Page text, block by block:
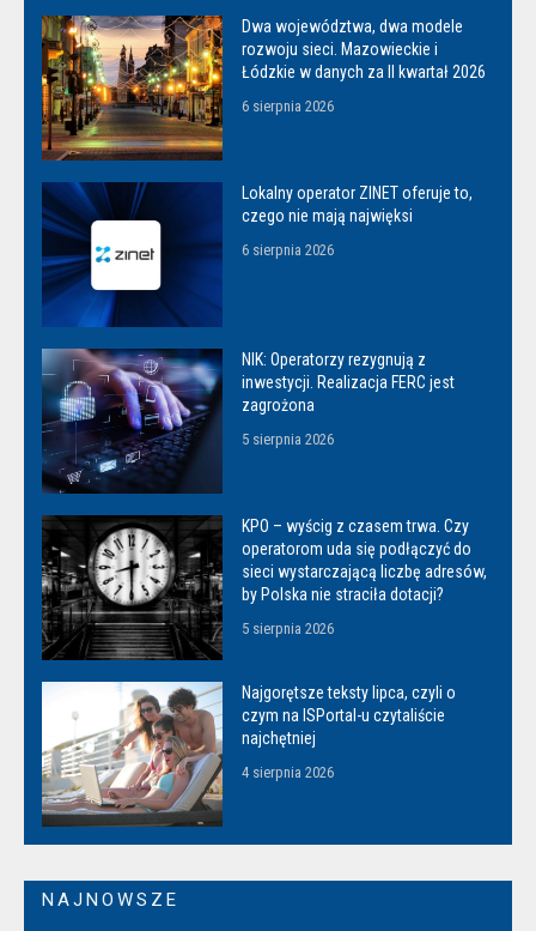
Dwa województwa, dwa modele
rozwoju sieci. Mazowieckie i
Łódzkie w danych za II kwartał 2026
6 sierpnia 2026
Lokalny operator ZINET oferuje to,
czego nie mają najwięksi
6 sierpnia 2026
NIK: Operatorzy rezygnują z
inwestycji. Realizacja FERC jest
zagrożona
5 sierpnia 2026
KPO – wyścig z czasem trwa. Czy
operatorom uda się podłączyć do
sieci wystarczającą liczbę adresów,
by Polska nie straciła dotacji?
5 sierpnia 2026
Najgorętsze teksty lipca, czyli o
czym na ISPortal-u czytaliście
najchętniej
4 sierpnia 2026
NAJNOWSZE